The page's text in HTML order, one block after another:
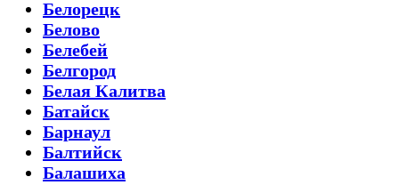
Белорецк
Белово
Белебей
Белгород
Белая Калитва
Батайск
Барнаул
Балтийск
Балашиха